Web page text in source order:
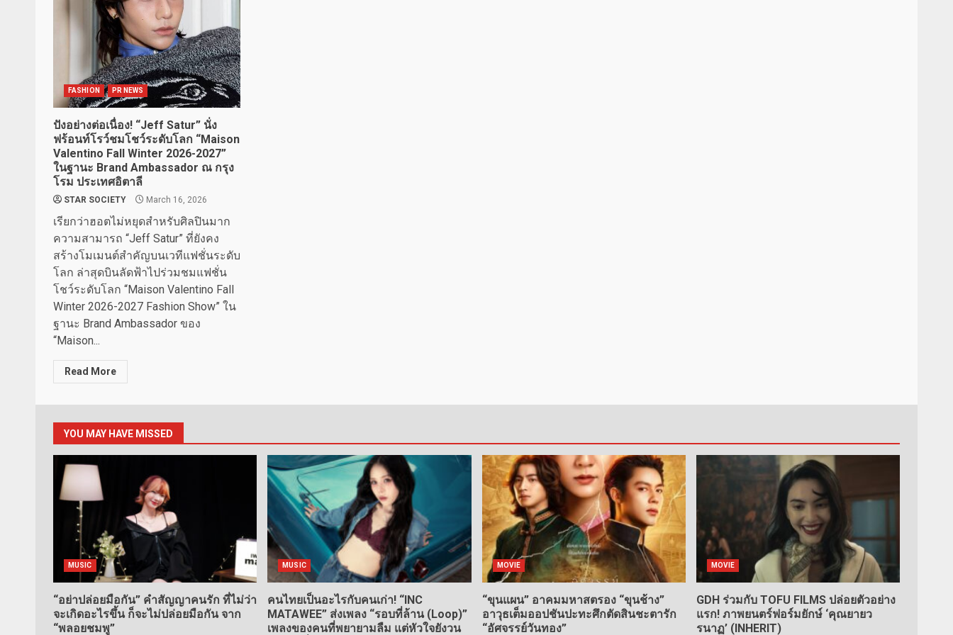
FASHION PR NEWS
ปังอย่างต่อเนื่อง! “Jeff Satur” นั่ง
ฟร้อนท์โรว์ชมโชว์ระดับโลก “Maison
Valentino Fall Winter 2026-2027”
ในฐานะ Brand Ambassador ณ กรุง
โรม ประเทศอิตาลี
STAR SOCIETY March 16, 2026
เรียกว่าฮอตไม่หยุดสำหรับศิลปินมาก
ความสามารถ “Jeff Satur” ที่ยังคง
สร้างโมเมนต์สำคัญบนเวทีแฟชั่นระดับ
โลก ล่าสุดบินลัดฟ้าไปร่วมชมแฟชั่น
โชว์ระดับโลก “Maison Valentino Fall
Winter 2026-2027 Fashion Show” ใน
ฐานะ Brand Ambassador ของ
“Maison...
Read More
YOU MAY HAVE MISSED
MUSIC
“อย่าปล่อยมือกัน” คำสัญญาคนรัก ที่ไม่ว่า
จะเกิดอะไรขึ้น ก็จะไม่ปล่อยมือกัน จาก
“พลอยชมพู”
MUSIC
คนไทยเป็นอะไรกับคนเก่า! “INC
MATAWEE” ส่งเพลง “รอบที่ล้าน (Loop)”
เพลงของคนที่พยายามลืม แต่หัวใจยังวน
MOVIE
“ขุนแผน” อาคมมหาสตรอง “ขุนช้าง”
อาวุธเต็มออปชันปะทะศึกตัดสินชะตารัก
“อัศจรรย์วันทอง”
MOVIE
GDH ร่วมกับ TOFU FILMS ปล่อยตัวอย่าง
แรก! ภาพยนตร์ฟอร์มยักษ์ ‘คุณยายว
รนาฏ’ (INHERIT)